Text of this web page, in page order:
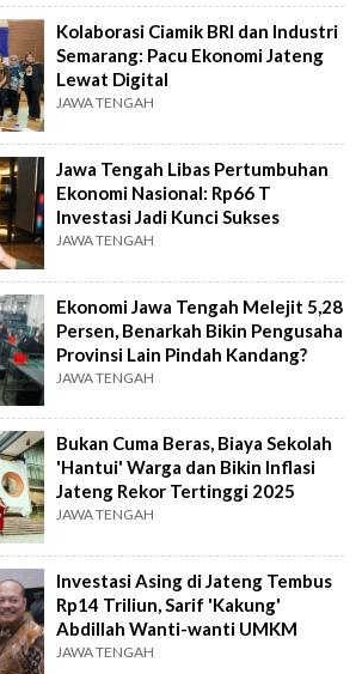
Kolaborasi Ciamik BRI dan Industri
Semarang: Pacu Ekonomi Jateng
Lewat Digital
JAWA TENGAH
Jawa Tengah Libas Pertumbuhan
Ekonomi Nasional: Rp66 T
Investasi Jadi Kunci Sukses
JAWA TENGAH
Ekonomi Jawa Tengah Melejit 5,28
Persen, Benarkah Bikin Pengusaha
Provinsi Lain Pindah Kandang?
JAWA TENGAH
Bukan Cuma Beras, Biaya Sekolah
'Hantui' Warga dan Bikin Inflasi
Jateng Rekor Tertinggi 2025
JAWA TENGAH
Investasi Asing di Jateng Tembus
Rp14 Triliun, Sarif 'Kakung'
Abdillah Wanti-wanti UMKM
JAWA TENGAH